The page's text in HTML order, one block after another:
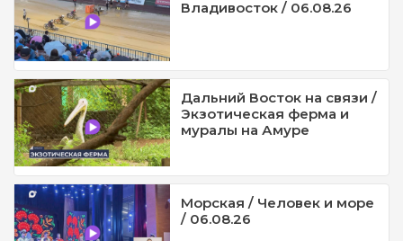
Владивосток / 06.08.26
Дальний Восток на связи /
Экзотическая ферма и
муралы на Амуре
Морская / Человек и море
/ 06.08.26